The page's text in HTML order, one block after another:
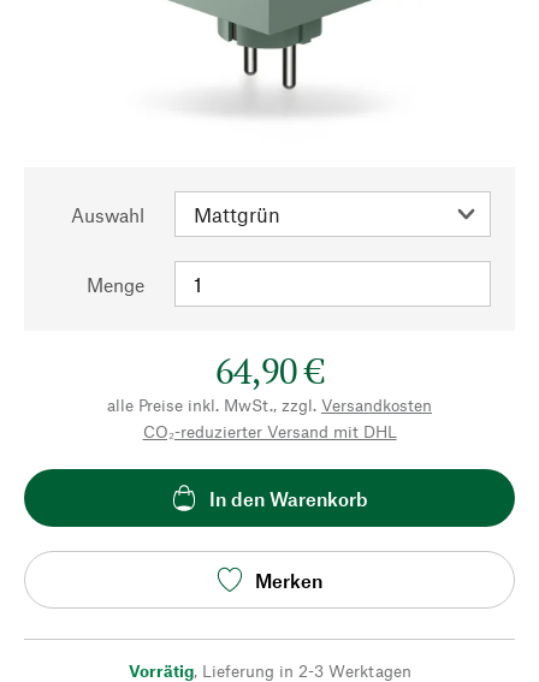
Auswahl
Menge
64,90 €
alle Preise inkl. MwSt., zzgl. Versandkosten
CO₂-reduzierter Versand mit DHL
In den Warenkorb
Merken
Vorrätig, Lieferung in 2-3 Werktagen